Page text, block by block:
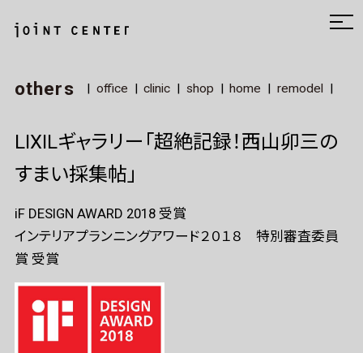
others office clinic shop home remodel
LIXILギャラリー「超絶記録！西山卯三の
すまい採集帖」
iF DESIGN AWARD 2018 受賞
インテリアプランニングアワード２０１８ 特別審査委員
賞 受賞